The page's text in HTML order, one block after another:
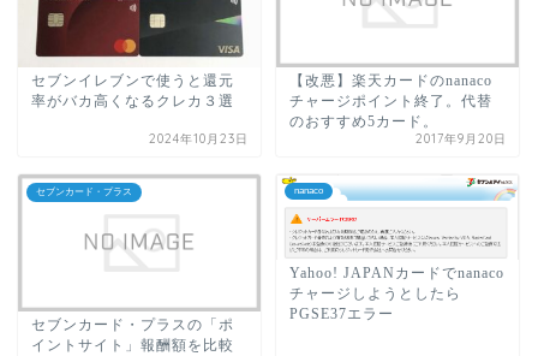
セブンイレブンで使うと還元
率がバカ高くなるクレカ３選
2024年10月23日
【改悪】楽天カードのnanaco
チャージポイント終了。代替
のおすすめ5カード。
2017年9月20日
セブンカード・プラス
セブンカード・プラスの「ポ
イントサイト」報酬額を比較
nanaco
Yahoo! JAPANカードでnanaco
チャージしようとしたら
PGSE37エラー